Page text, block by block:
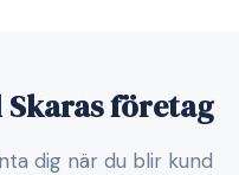
företag
dig när du blir kund